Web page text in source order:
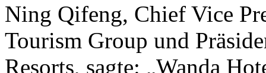
Ning Qifeng, Chief Vice
Tourism Group und
Resorts, sagte: „Wanda